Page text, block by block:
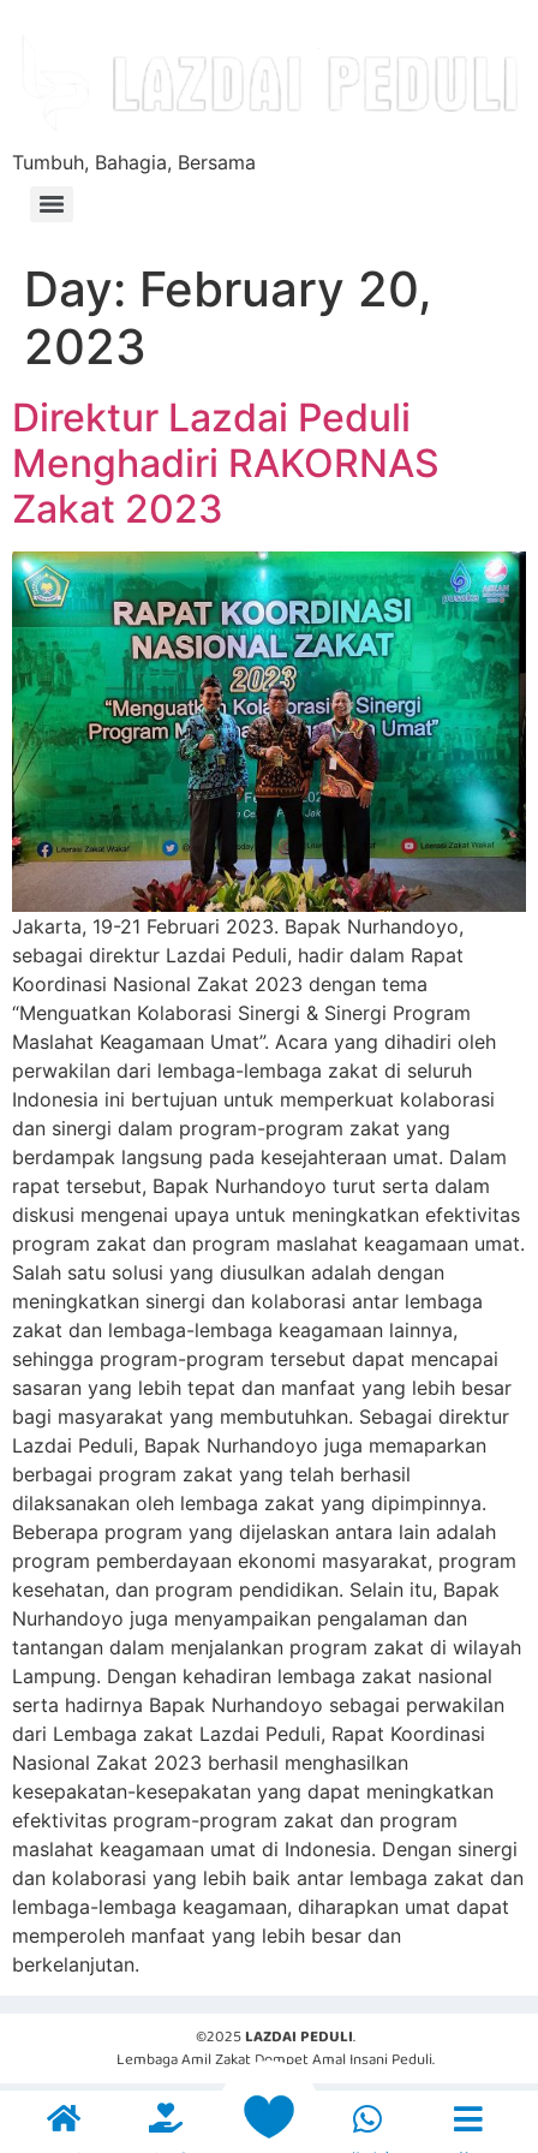
Tumbuh, Bahagia, Bersama
Day: February 20,
2023
Direktur Lazdai Peduli
Menghadiri RAKORNAS
Zakat 2023
Jakarta, 19-21 Februari 2023. Bapak Nurhandoyo,
sebagai direktur Lazdai Peduli, hadir dalam Rapat
Koordinasi Nasional Zakat 2023 dengan tema
“Menguatkan Kolaborasi Sinergi & Sinergi Program
Maslahat Keagamaan Umat”. Acara yang dihadiri oleh
perwakilan dari lembaga-lembaga zakat di seluruh
Indonesia ini bertujuan untuk memperkuat kolaborasi
dan sinergi dalam program-program zakat yang
berdampak langsung pada kesejahteraan umat. Dalam
rapat tersebut, Bapak Nurhandoyo turut serta dalam
diskusi mengenai upaya untuk meningkatkan efektivitas
program zakat dan program maslahat keagamaan umat.
Salah satu solusi yang diusulkan adalah dengan
meningkatkan sinergi dan kolaborasi antar lembaga
zakat dan lembaga-lembaga keagamaan lainnya,
sehingga program-program tersebut dapat mencapai
sasaran yang lebih tepat dan manfaat yang lebih besar
bagi masyarakat yang membutuhkan. Sebagai direktur
Lazdai Peduli, Bapak Nurhandoyo juga memaparkan
berbagai program zakat yang telah berhasil
dilaksanakan oleh lembaga zakat yang dipimpinnya.
Beberapa program yang dijelaskan antara lain adalah
program pemberdayaan ekonomi masyarakat, program
kesehatan, dan program pendidikan. Selain itu, Bapak
Nurhandoyo juga menyampaikan pengalaman dan
tantangan dalam menjalankan program zakat di wilayah
Lampung. Dengan kehadiran lembaga zakat nasional
serta hadirnya Bapak Nurhandoyo sebagai perwakilan
dari Lembaga zakat Lazdai Peduli, Rapat Koordinasi
Nasional Zakat 2023 berhasil menghasilkan
kesepakatan-kesepakatan yang dapat meningkatkan
efektivitas program-program zakat dan program
maslahat keagamaan umat di Indonesia. Dengan sinergi
dan kolaborasi yang lebih baik antar lembaga zakat dan
lembaga-lembaga keagamaan, diharapkan umat dapat
memperoleh manfaat yang lebih besar dan
berkelanjutan.
©2025LAZDAI PEDULI.
Lembaga Amil Zakat Dompet Amal Insani Peduli.